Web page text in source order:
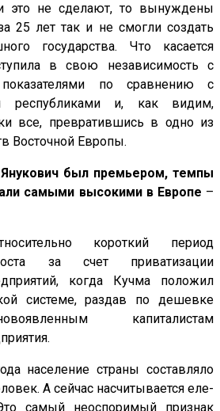
это не сделают, то вынуждены
25 лет так и не смогли создать
государства. Что касается
в свою независимость с
по сравнению с
республиками и, как видим,
все, превратившись в одно из
Восточной Европы.
был премьером, темпы
самыми высокими в Европе –
короткий период
за счет приватизации
когда Кучма положил
системе, раздав по дешевке
капиталистам
население страны составляло
А сейчас насчитывается еле-
самый неоспоримый признак